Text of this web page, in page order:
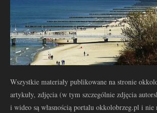
Wszystkie materiały publikowane na stronie
artykuły, zdjęcia (w tym szczególnie zdjęcia
i wideo są własnością portalu okkolobrzeg.pl i nie